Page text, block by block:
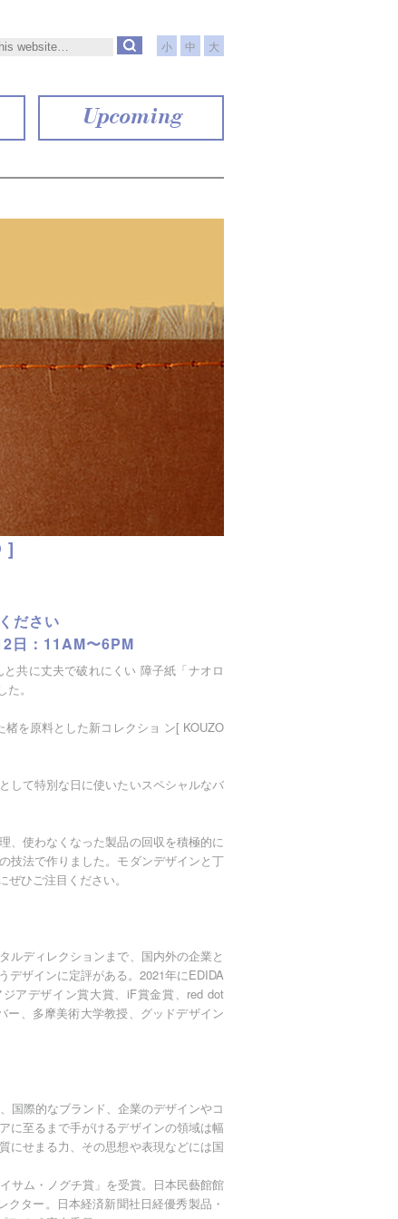
小 中 大
Upcoming
]
ださい
日：11AM〜6PM
共に丈夫で破れにくい 障子紙「ナオロ
。
を原料とした新コレクショ ン[ KOUZO
して特別な日に使いたいスペシャルなバ
、使わなくなった製品の回収を積極的に
技法で作りました。モダンデザインと丁
ひご注目ください。
ルディレクションまで、国内外の企業と
デザインに定評がある。2021年にEDIDA
アデザイン賞大賞、iF賞金賞、red dot
ー、多摩美術大学教授、グッドデザイン
国際的なブランド、企業のデザインやコ
に至るまで手がけるデザインの領域は幅
にせまる力、その思想や表現などには国
サム・ノグチ賞」を受賞。日本民藝館館
ター。日本経済新聞社日経優秀製品・